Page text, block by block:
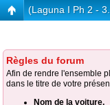
(Laguna I Ph 2 -
Règles du forum
Afin de rendre l'ensemble
dans le titre de votre
Nom de la voiture,